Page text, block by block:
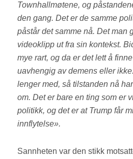
Townhallmøtene, og
den gang. Det er de samme
påstår det samme nå. Det man
videoklipp ut fra sin kontekst.
mye rart, og da er det lett å
uavhengig av demens eller
lenger med, så tilstanden nå
om. Det er bare en ting som er
politikk, og det er at Trump får
innflytelse».
Sannheten var den stikk